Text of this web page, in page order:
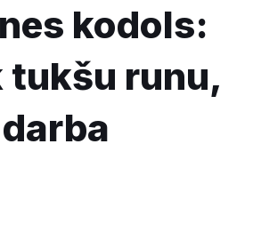
kodols:
tukšu runu,